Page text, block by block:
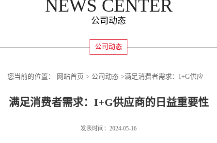
NEWS CENTER
公司动态
公司动态
您当前的位置： 网站首页 > 公司动态 >满足消费者需求：I+G供应
商的日益重要性
满足消费者需求：I+G供应商的日益重要性
发表时间：2024-05-16